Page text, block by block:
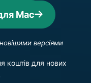
Mac
версіями
коштів для нових